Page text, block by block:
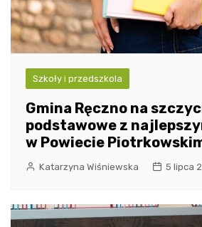
Szkoły i przedszkola
Gmina Ręczno na
podstawowe z
w Powiecie
Katarzyna Wiśniewska 5 lipca